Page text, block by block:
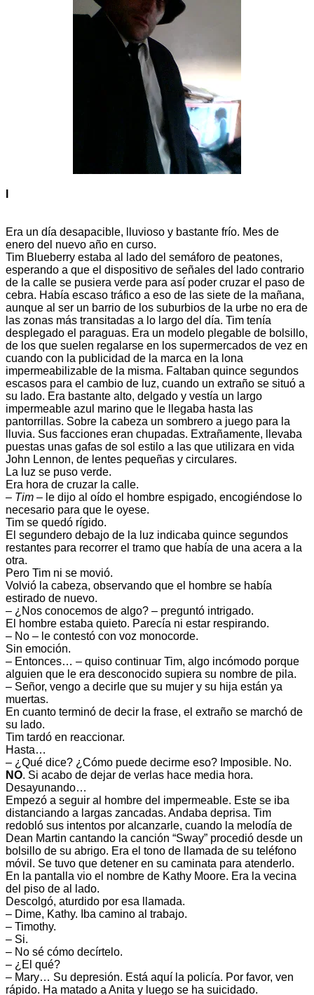
Era un día desapacible, lluvioso y bastante frío. Mes de
enero del nuevo año en curso.
Tim Blueberry estaba al lado del semáforo de peatones,
esperando a que el dispositivo de señales del lado contrario
de la calle se pusiera verde para así poder cruzar el paso de
cebra. Había escaso tráfico a eso de las siete de la mañana,
aunque al ser un barrio de los suburbios de la urbe no era de
las zonas más transitadas a lo largo del día. Tim tenía
desplegado el paraguas. Era un modelo plegable de bolsillo,
de los que suelen regalarse en los supermercados de vez en
cuando con la publicidad de la marca en la lona
impermeabilizable de la misma. Faltaban quince segundos
escasos para el cambio de luz, cuando un extraño se situó a
su lado. Era bastante alto, delgado y vestía un largo
impermeable azul marino que le llegaba hasta las
pantorrillas. Sobre la cabeza un sombrero a juego para la
lluvia. Sus facciones eran chupadas. Extrañamente, llevaba
puestas unas gafas de sol estilo a las que utilizara en vida
John Lennon, de lentes pequeñas y circulares.
La luz se puso verde.
Era hora de cruzar la calle.
– Tim – le dijo al oído el hombre espigado, encogiéndose lo
necesario para que le oyese.
Tim se quedó rígido.
El segundero debajo de la luz indicaba quince segundos
restantes para recorrer el tramo que había de una acera a la
otra.
Pero Tim ni se movió.
Volvió la cabeza, observando que el hombre se había
estirado de nuevo.
– ¿Nos conocemos de algo? – preguntó intrigado.
El hombre estaba quieto. Parecía ni estar respirando.
– No – le contestó con voz monocorde.
Sin emoción.
– Entonces… – quiso continuar Tim, algo incómodo porque
alguien que le era desconocido supiera su nombre de pila.
– Señor, vengo a decirle que su mujer y su hija están ya
muertas.
En cuanto terminó de decir la frase, el extraño se marchó de
su lado.
Tim tardó en reaccionar.
Hasta…
– ¿Qué dice? ¿Cómo puede decirme eso? Imposible. No.
NO. Si acabo de dejar de verlas hace media hora.
Desayunando…
Empezó a seguir al hombre del impermeable. Este se iba
distanciando a largas zancadas. Andaba deprisa. Tim
redobló sus intentos por alcanzarle, cuando la melodía de
Dean Martin cantando la canción “Sway” procedió desde un
bolsillo de su abrigo. Era el tono de llamada de su teléfono
móvil. Se tuvo que detener en su caminata para atenderlo.
En la pantalla vio el nombre de Kathy Moore. Era la vecina
del piso de al lado.
Descolgó, aturdido por esa llamada.
– Dime, Kathy. Iba camino al trabajo.
– Timothy.
– Si.
– No sé cómo decírtelo.
– ¿El qué?
– Mary… Su depresión. Está aquí la policía. Por favor, ven
rápido. Ha matado a Anita y luego se ha suicidado.